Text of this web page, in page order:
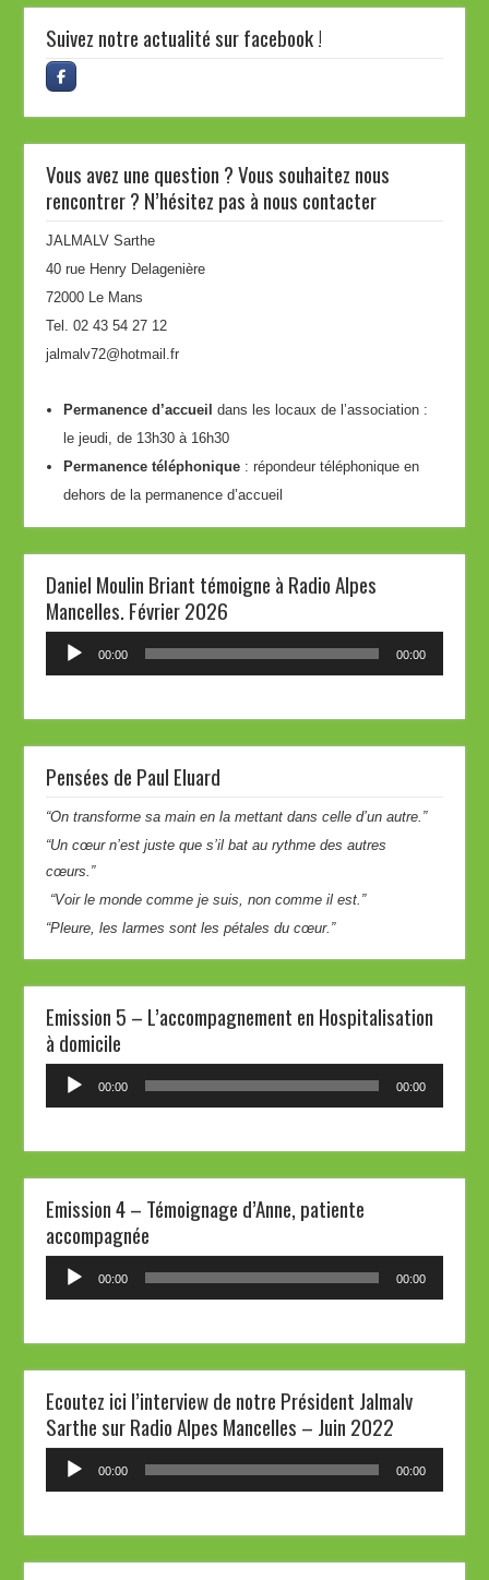
Suivez notre actualité sur facebook !
Vous avez une question ? Vous souhaitez nous
rencontrer ? N’hésitez pas à nous contacter
JALMALV Sarthe
40 rue Henry Delagenière
72000 Le Mans
Tel. 02 43 54 27 12
jalmalv72@hotmail.fr
Permanence d’accueil dans les locaux de l’association :
le jeudi, de 13h30 à 16h30
Permanence téléphonique : répondeur téléphonique en
dehors de la permanence d’accueil
Daniel Moulin Briant témoigne à Radio Alpes
Mancelles. Février 2026
Lecteur
00:00 00:00
Pensées de Paul Eluard
“On transforme sa main en la mettant dans celle d’un autre.”
“Un cœur n’est juste que s’il bat au rythme des autres
cœurs.”
“Voir le monde comme je suis, non comme il est.”
“Pleure, les larmes sont les pétales du cœur.”
Emission 5 – L’accompagnement en Hospitalisation
à domicile
Lecteur
00:00 00:00
Emission 4 – Témoignage d’Anne, patiente
accompagnée
Lecteur
00:00 00:00
Ecoutez ici l’interview de notre Président Jalmalv
Sarthe sur Radio Alpes Mancelles – Juin 2022
Lecteur
00:00 00:00